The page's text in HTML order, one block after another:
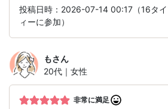
投稿日時：2026-07-14 00:17（16タ
ィーに参加）
もさん
20代｜女性
非常に満足